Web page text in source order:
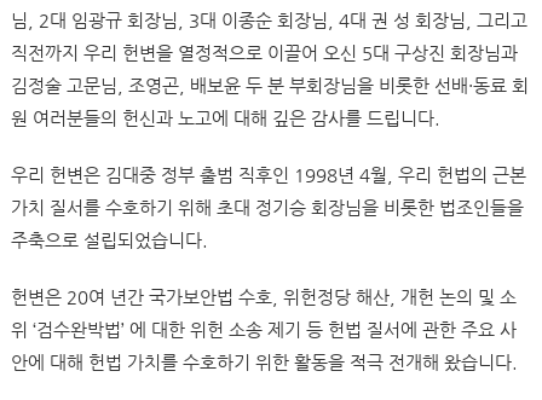
님, 2대 임광규 회장님, 3대 이종순 회장님, 4대 권 성 회장님, 그리고
직전까지 우리 헌변을 열정적으로 이끌어 오신 5대 구상진 회장님과
김정술 고문님, 조영곤, 배보윤 두 분 부회장님을 비롯한 선배·동료 회
원 여러분들의 헌신과 노고에 대해 깊은 감사를 드립니다.
우리 헌변은 김대중 정부 출범 직후인 1998년 4월, 우리 헌법의 근본
가치 질서를 수호하기 위해 초대 정기승 회장님을 비롯한 법조인들을
주축으로 설립되었습니다.
헌변은 20여 년간 국가보안법 수호, 위헌정당 해산, 개헌 논의 및 소
위 ‘검수완박법’ 에 대한 위헌 소송 제기 등 헌법 질서에 관한 주요 사
안에 대해 헌법 가치를 수호하기 위한 활동을 적극 전개해 왔습니다.